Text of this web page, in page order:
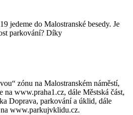
jedeme do Malostranské besedy. Je
parkování? Díky
zónu na Malostranském náměstí,
na www.praha1.cz, dále Městská část,
Doprava, parkování a úklid, dále
www.parkujvklidu.cz.